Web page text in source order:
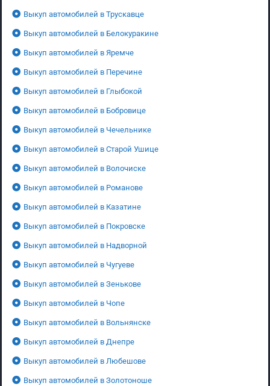
Выкуп автомобилей в Трускавце
Выкуп автомобилей в Белокуракине
Выкуп автомобилей в Яремче
Выкуп автомобилей в Перечине
Выкуп автомобилей в Глыбокой
Выкуп автомобилей в Бобровице
Выкуп автомобилей в Чечельнике
Выкуп автомобилей в Старой Ушице
Выкуп автомобилей в Волочиске
Выкуп автомобилей в Романове
Выкуп автомобилей в Казатине
Выкуп автомобилей в Покровске
Выкуп автомобилей в Надворной
Выкуп автомобилей в Чугуеве
Выкуп автомобилей в Зенькове
Выкуп автомобилей в Чопе
Выкуп автомобилей в Вольнянске
Выкуп автомобилей в Днепре
Выкуп автомобилей в Любешове
Выкуп автомобилей в Золотоноше